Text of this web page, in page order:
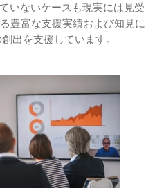
いないケースも現実には見受
豊富な支援実績および知見に
出を支援しています。